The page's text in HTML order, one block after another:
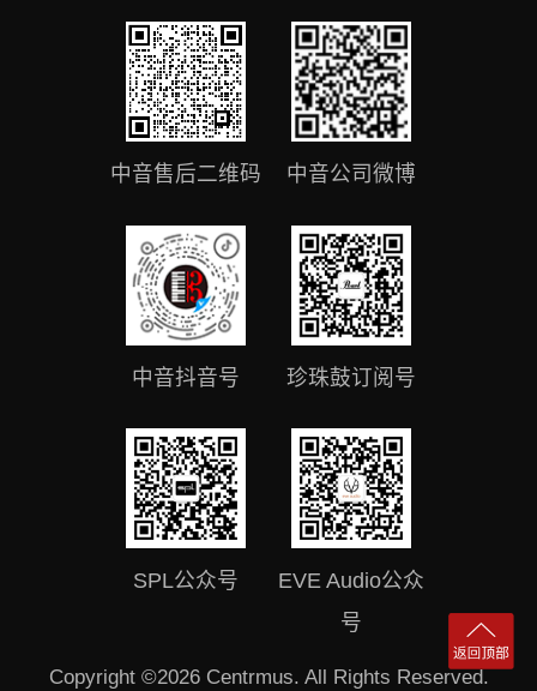
中音售后二维码 中音公司微博
中音抖音号 珍珠鼓订阅号
SPL公众号
EVE Audio公众
号
Copyright ©2026 Centrmus. All Rights Reserved.